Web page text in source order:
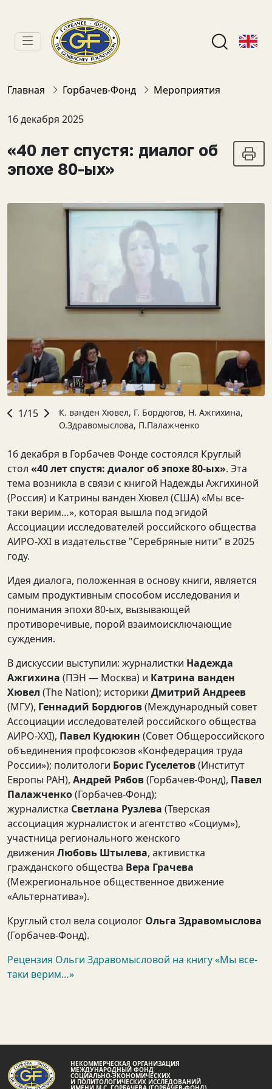
Главная Горбачев-Фонд Мероприятия
16 декабря 2025
«40 лет спустя: диалог об
эпохе 80-ых»
1/15
К. ванден Хювел, Г. Бордюгов, Н. Ажгихина,
О.Здравомыслова, П.Палажченко
16 декабря в Горбачев Фонде состоялся Круглый
стол «40 лет спустя: диалог об эпохе 80-ых». Эта
тема возникла в связи с книгой Надежды Ажгихиной
(Россия) и Катрины ванден Хювел (США) «Мы все-
таки верим…», которая вышла под эгидой
Ассоциации исследователей российского общества
АИРО-XXI в издательстве "Серебряные нити" в 2025
году.
Идея диалога, положенная в основу книги, является
самым продуктивным способом исследования и
понимания эпохи 80-ых, вызывающей
противоречивые, порой взаимоисключающие
суждения.
В дискуссии выступили: журналистки Надежда
Ажгихина (ПЭН — Москва) и Катрина ванден
Хювел (The Nation); историки Дмитрий Андреев
(МГУ), Геннадий Бордюгов(Международный совет
Ассоциации исследователей российского общества
АИРО-XXI), Павел Кудюкин (Совет Общероссийского
объединения профсоюзов «Конфедерация труда
России»); политологи Борис Гуселетов(Институт
Европы РАН), Андрей Рябов(Горбачев-Фонд), Павел
Палажченко(Горбачев-Фонд);
журналистка Светлана Рузлева (Тверская
ассоциация журналисток и агентство «Социум»),
участница регионального женского
движения Любовь Штылева, активистка
гражданского общества Вера Грачева
(Межрегиональное общественное движение
«Альтернатива»).
Круглый стол вела социолог Ольга Здравомыслова
(Горбачев-Фонд).
Рецензия Ольги Здравомысловой на книгу «Мы все-
таки верим…»
НЕКОММЕРЧЕСКАЯ ОРГАНИЗАЦИЯ
МЕЖДУНАРОДНЫЙ ФОНД
СОЦИАЛЬНО-ЭКОНОМИЧЕСКИХ
И ПОЛИТОЛОГИЧЕСКИХ ИССЛЕДОВАНИЙ